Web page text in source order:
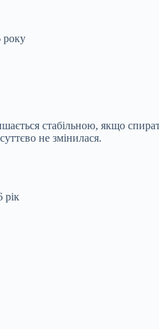
року
стабільною, якщо
не змінилася.
рік